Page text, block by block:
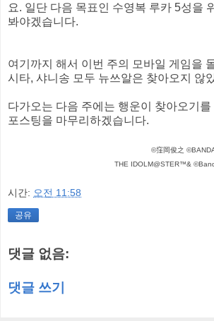
요. 일단 다음 목표인 수영복 루카 5성을
봐야겠습니다.
여기까지 해서 이번 주의 모바일 게임을
시타, 샤니송 모두 뉴쓰알은 찾아오지 않
다가오는 다음 주에는 행운이 찾아오기를
포스팅을 마무리하겠습니다.
©窪岡俊之
THE IDOLM@STER™&
시간: 오전 11:58
공유
댓글 없음:
댓글 쓰기